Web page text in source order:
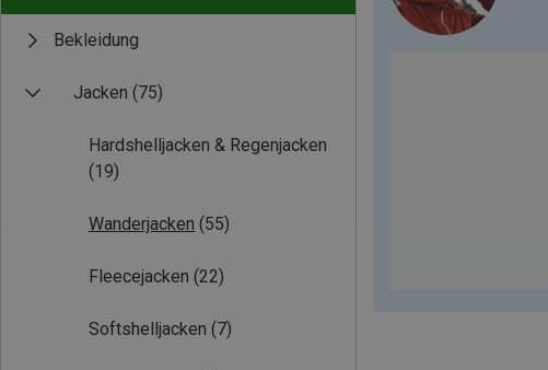
Bekleidung
Jacken (75)
Hardshelljacken & Regenjacken
(19)
Wanderjacken (55)
Fleecejacken (22)
Softshelljacken (7)